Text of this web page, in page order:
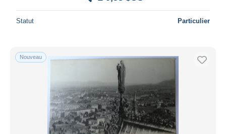
Statut Particulier
Nouveau